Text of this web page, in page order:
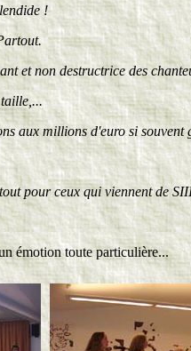
!
et non destructrice des
aux millions d'euro si souvent
pour ceux qui viennent de
émotion toute particulière...